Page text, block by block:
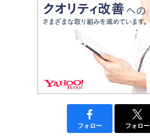
フォロー フォロー